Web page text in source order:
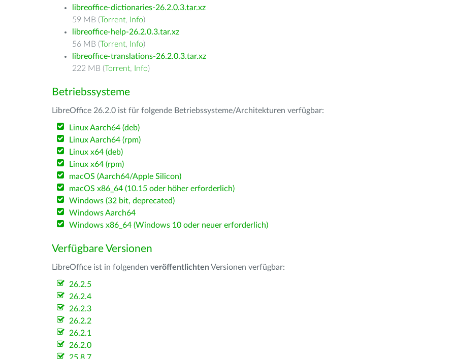
libreoffice-dictionaries-26.2.0.3.tar.xz
59 MB (Torrent, Info)
libreoffice-help-26.2.0.3.tar.xz
56 MB (Torrent, Info)
libreoffice-translations-26.2.0.3.tar.xz
222 MB (Torrent, Info)
Betriebssysteme
LibreOffice 26.2.0 ist für folgende Betriebssysteme/Architekturen verfügbar:
Linux Aarch64 (deb)
Linux Aarch64 (rpm)
Linux x64 (deb)
Linux x64 (rpm)
macOS (Aarch64/Apple Silicon)
macOS x86_64 (10.15 oder höher erforderlich)
Windows (32 bit, deprecated)
Windows Aarch64
Windows x86_64 (Windows 10 oder neuer erforderlich)
Verfügbare Versionen
LibreOffice ist in folgenden veröffentlichten Versionen verfügbar:
26.2.5
26.2.4
26.2.3
26.2.2
26.2.1
26.2.0